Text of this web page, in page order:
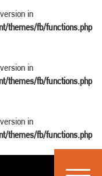
in
themes/fb/functions.php
in
themes/fb/functions.php
in
themes/fb/functions.php